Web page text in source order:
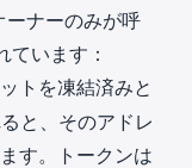
ナーのみが呼
います：
トを凍結済みと
と、そのアドレ
す。トークンは